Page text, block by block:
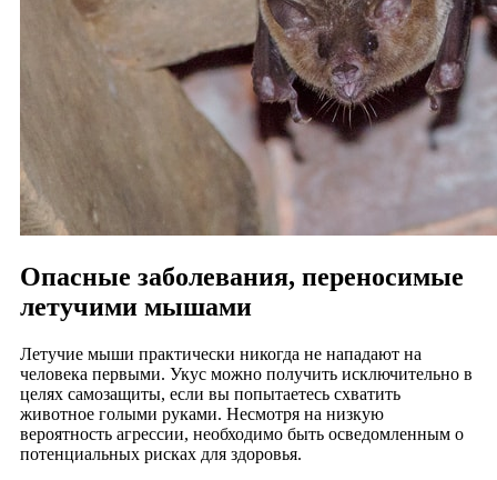
Опасные заболевания, переносимые
летучими мышами
Летучие мыши практически никогда не нападают на
человека первыми. Укус можно получить исключительно в
целях самозащиты, если вы попытаетесь схватить
животное голыми руками. Несмотря на низкую
вероятность агрессии, необходимо быть осведомленным о
потенциальных рисках для здоровья.